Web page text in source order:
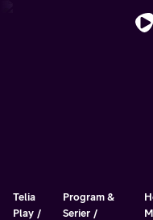
Telia
Play
Program &
Serier